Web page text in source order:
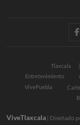
Tlaxcala
Entretenimiento
VivePuebla
ViveTlaxcala | Diseñado